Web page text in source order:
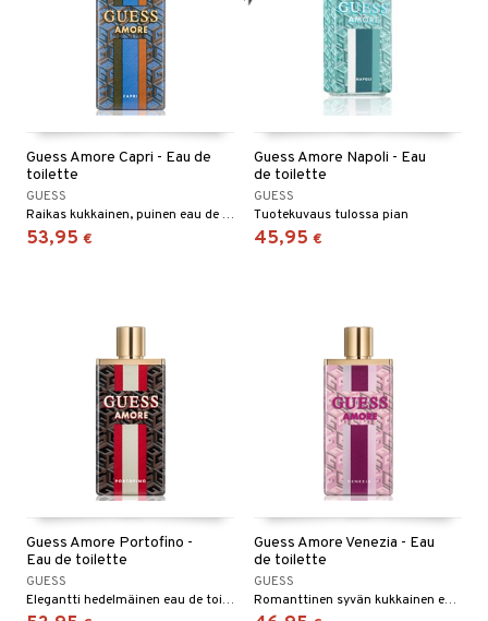
Guess Amore Capri - Eau de
toilette
GUESS
Raikas kukkainen, puinen eau de toilette Guessilta.
53,95 €
Guess Amore Napoli - Eau
de toilette
GUESS
Tuotekuvaus tulossa pian
45,95 €
Guess Amore Portofino -
Eau de toilette
GUESS
Elegantti hedelmäinen eau de toilette Guessilta.
Guess Amore Venezia - Eau
de toilette
GUESS
Romanttinen syvän kukkainen eau de toilette Guessiltä.
ja naamiot
Happy For Men
Miehille
& Soujaus
& Ihonpuhdistus
& vastauksia